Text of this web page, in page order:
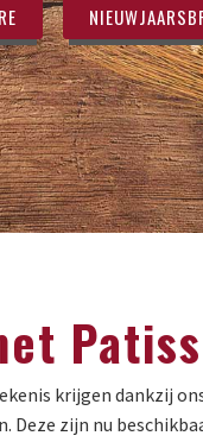
krijgen dankzij
Deze zijn nu